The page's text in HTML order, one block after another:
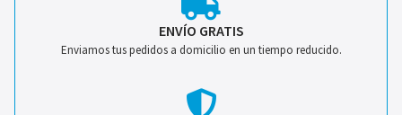
ENVÍO GRATIS
Enviamos tus pedidos a domicilio en un tiempo reducido.